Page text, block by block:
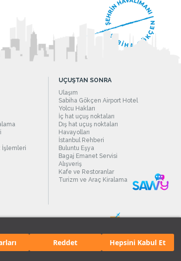
Reddet Hepsini Kabul Et
İşlemleri
UÇUŞTAN SONRA
Ulaşım
Sabiha Gökçen Airport Hotel
Yolcu Hakları
İç hat uçuş noktaları
Dış hat uçuş noktaları
Havayolları
İstanbul Rehberi
Buluntu Eşya
Bagaj Emanet Servisi
Alışveriş
Kafe ve Restoranlar
Turizm ve Araç Kiralama